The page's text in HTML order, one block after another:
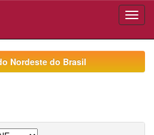
Nordeste do Brasil